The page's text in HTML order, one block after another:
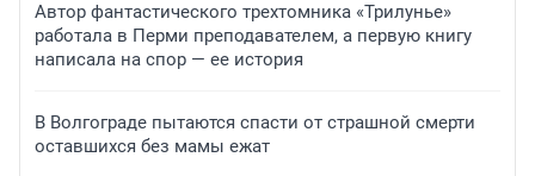
Автор фантастического трехтомника «Трилунье»
работала в Перми преподавателем, а первую книгу
написала на спор — ее история
В Волгограде пытаются спасти от страшной смерти
оставшихся без мамы ежат